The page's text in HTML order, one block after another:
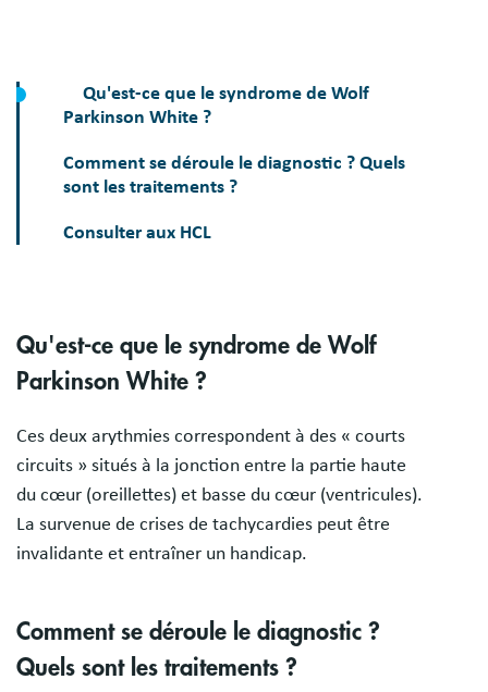
Qu'est-ce que le syndrome de Wolf
Parkinson White ?
Comment se déroule le diagnostic ? Quels
sont les traitements ?
Consulter aux HCL
Qu'est-ce que le syndrome de Wolf
Parkinson White ?
Ces deux arythmies correspondent à des « courts
circuits » situés à la jonction entre la partie haute
du cœur (oreillettes) et basse du cœur (ventricules).
La survenue de crises de tachycardies peut être
invalidante et entraîner un handicap.
Comment se déroule le diagnostic ?
Quels sont les traitements ?